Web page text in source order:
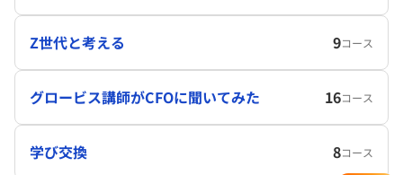
Z世代と考える 9コース
グロービス講師がCFOに聞いてみた 16コース
学び交換 8コース